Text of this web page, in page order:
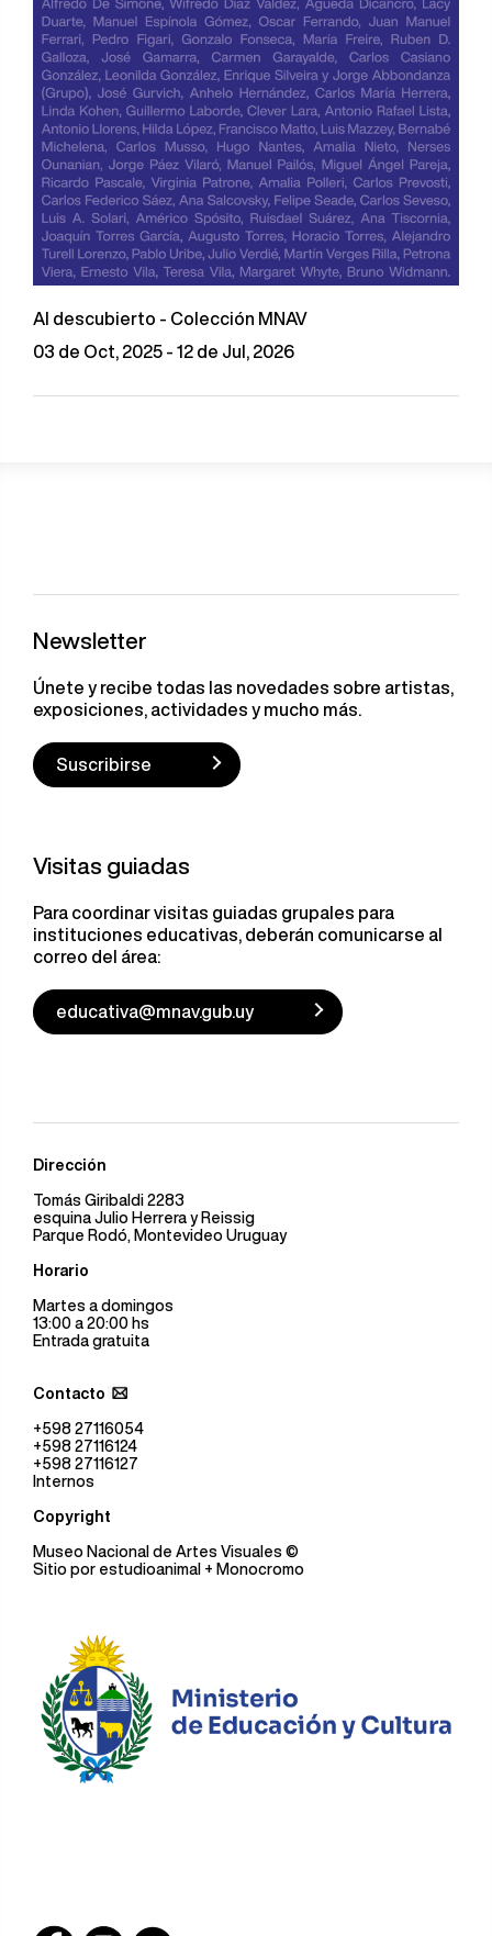
Al descubierto - Colección MNAV
03 de Oct, 2025 - 12 de Jul, 2026
Newsletter
Únete y recibe todas las novedades sobre artistas,
exposiciones, actividades y mucho más.
Suscribirse
Visitas guiadas
Para coordinar visitas guiadas grupales para
instituciones educativas, deberán comunicarse al
correo del área:
educativa@mnav.gub.uy
Dirección
Tomás Giribaldi 2283
esquina Julio Herrera y Reissig
Parque Rodó, Montevideo Uruguay
Horario
Martes a domingos
13:00 a 20:00 hs
Entrada gratuita
Contacto
+598 27116054
+598 27116124
+598 27116127
Internos
Copyright
Museo Nacional de Artes Visuales ©
Sitio por estudioanimal + Monocromo